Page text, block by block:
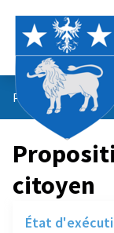
Propositions du
citoyen
État